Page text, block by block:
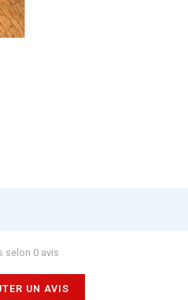
selon 0 avis
UN AVIS